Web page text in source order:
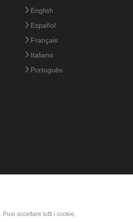
English
Español
Français
Italiano
Português
. Puoi accettare tutti i cookie,